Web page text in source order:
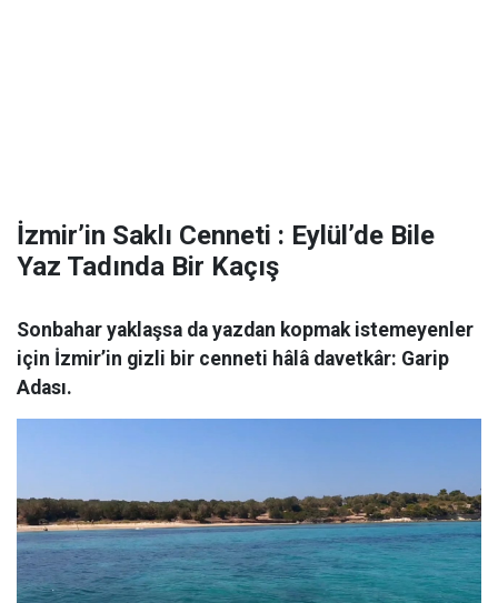
İzmir’in Saklı Cenneti : Eylül’de Bile
Yaz Tadında Bir Kaçış
Sonbahar yaklaşsa da yazdan kopmak istemeyenler
için İzmir’in gizli bir cenneti hâlâ davetkâr: Garip
Adası.